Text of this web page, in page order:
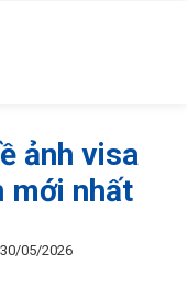
ảnh visa
mới nhất
30/05/2026